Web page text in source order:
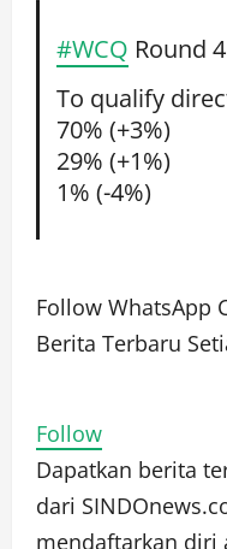
#WCQ Round
To qualify
70% (+3%)
29% (+1%)
1% (-4%)
Follow WhatsApp
Berita Terbaru
Follow
Dapatkan berita
dari
mendaftarkan diri